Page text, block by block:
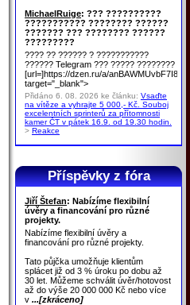
MichaelRuige: ??? ??????????
??????????? ???????? ??????
??????? ??? ???????? ??????
?????????
???? ?? ?????? ? ???????????
?????? Telegram ??? ????? ????????
[url=]https://dzen.ru/a/
target="_blank">
Přidáno 6. 08. 2026 ke článku: Vsaďte
na vítěze a vyhrajte 5 000,- Kč. Souboj
excelentních sprinterů za přítomnosti
kamer ČT v pátek 16.9. od 19.30 hodin.
> Reakce
Příspěvky z fóra
Jiří Štefan: Nabízíme flexibilní
úvěry a financování pro různé
projekty.
Nabízíme flexibilní úvěry a
financování pro různé projekty.
Tato půjčka umožňuje klientům
splácet již od 3 % úroku po dobu až
30 let. Můžeme schválit úvěr/hotovost
až do výše 20 000 000 Kč nebo více
v ...[zkráceno]